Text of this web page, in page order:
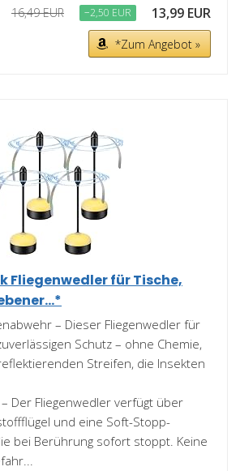
16,49 EUR −2,50 EUR 13,99 EUR
*Zum Angebot »
Fliegenwedler für Tische,
– Dieser Fliegenwedler für
Schutz – ohne Chemie,
Streifen, die Insekten
– Der Fliegenwedler verfügt über
und eine Soft-Stopp-
bei Berührung sofort stoppt. Keine